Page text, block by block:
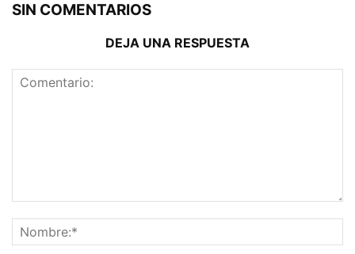
SIN COMENTARIOS
DEJA UNA RESPUESTA